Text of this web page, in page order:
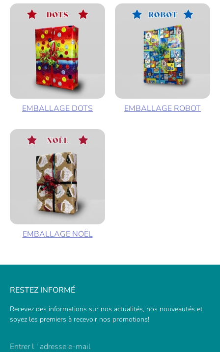
EMBALLAGE DOTS EMBALLAGE ROBOT
EMBALLAGE NOËL
RESTEZ INFORMÉ
Recevez des informations sur nos actualités, nos nouveautés et
soyez les premiers à recevoir nos promotions!
Entrer l ' adresse e-mail